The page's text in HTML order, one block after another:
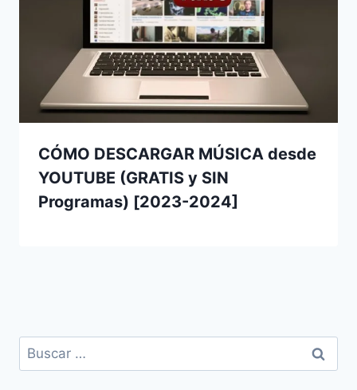
CÓMO DESCARGAR MÚSICA desde
YOUTUBE (GRATIS y SIN
Programas) [2023-2024]